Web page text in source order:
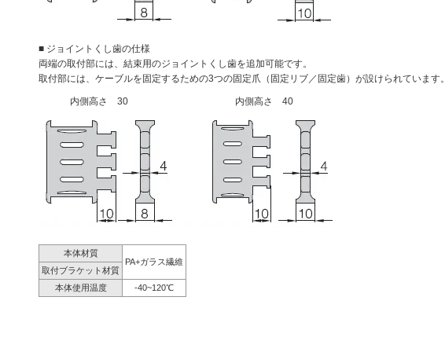
■ ジョイントくし歯の仕様
両端の取付部には、結束用のジョイントくし歯を追加可能です。
取付部には、ケーブルを固定するための3つの固定爪（固定リブ／固定歯）が設けられています。
内側高さ 30 内側高さ 40
本体材質
PA+ガラス繊維
取付ブラケット材質
本体使用温度
-40~120℃